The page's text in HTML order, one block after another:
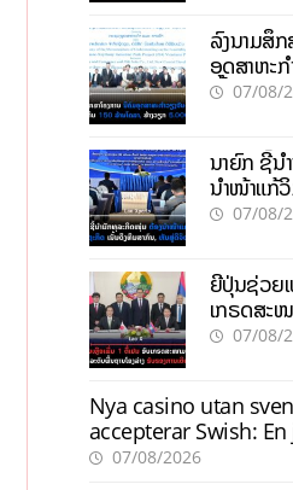
ລົງນາມສຶກ
ອຸດສາຫະ
ເປົ້າດຶງທຶນ
07/08/
ນາຍົກ ຊີ້
ນຳໜ້າແກ້ວິ
ທຶນສາກົນ,
07/08/
ຍີ່ປຸ່ນຊ່ວຍ
ເກຣດສະ
ການເຕີບໂຕ
07/08/
Nya casino utan
accepterar Swish:
07/08/2026